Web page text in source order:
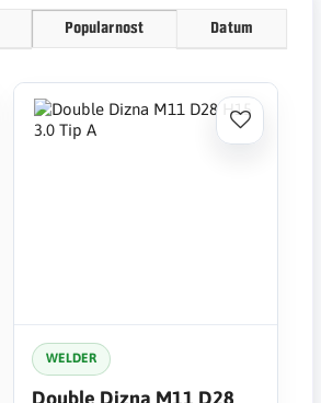
Popularnost Datum
WELDER
Double Dizna M11 D28